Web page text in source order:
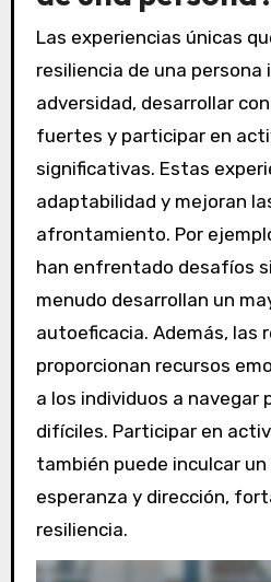
Las experiencias únicas
resiliencia de una persona
adversidad, desarrollar
fuertes y participar en
significativas. Estas
adaptabilidad y mejoran
afrontamiento. Por
han enfrentado desafíos
menudo desarrollan un
autoeficacia. Además, las
proporcionan recursos
a los individuos a navegar
difíciles. Participar en
también puede inculcar
esperanza y dirección,
resiliencia.